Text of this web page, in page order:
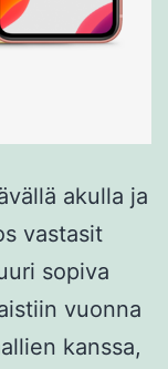
akulla ja
vastasit
sopiva
vuonna
kanssa,